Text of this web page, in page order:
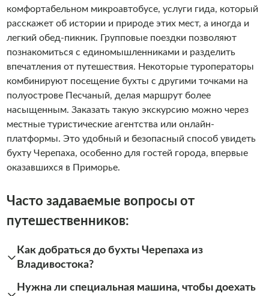
комфортабельном микроавтобусе, услуги гида, который
расскажет об истории и природе этих мест, а иногда и
легкий обед-пикник. Групповые поездки позволяют
познакомиться с единомышленниками и разделить
впечатления от путешествия. Некоторые туроператоры
комбинируют посещение бухты с другими точками на
полуострове Песчаный, делая маршрут более
насыщенным. Заказать такую экскурсию можно через
местные туристические агентства или онлайн-
платформы. Это удобный и безопасный способ увидеть
бухту Черепаха, особенно для гостей города, впервые
оказавшихся в Приморье.
Часто задаваемые вопросы от
путешественников:
Как добраться до бухты Черепаха из
Владивостока?
Нужна ли специальная машина, чтобы доехать